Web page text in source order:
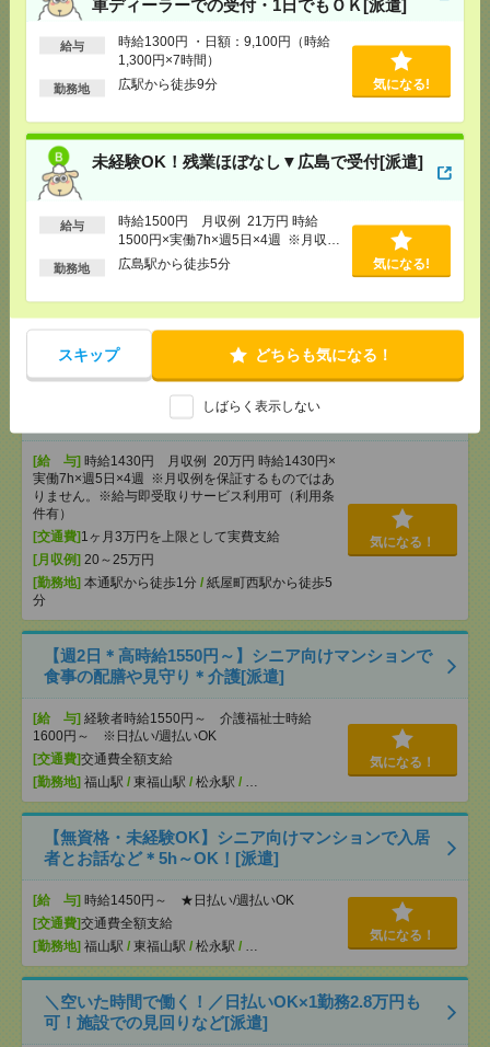
車ディーラーでの受付・1日でもＯＫ[派遣]
給与
時給1300円 ・日額：9,100円（時給
1,300円×7時間）
勤務地 広駅から徒歩9分 気になる!
未経験OK！残業ほぼなし▼広島で受付[派遣]
給与
時給1500円 月収例 21万円 時給
1500円×実働7h×週5日×4週 ※月収例
を保証するものではありません。※給
勤務地 広島駅から徒歩5分 気になる!
スキップ どちらも気になる！
しばらく表示しない
[月収例]20～25万円
[勤務地]広島駅駅から徒歩1分
週3日からOK！食器の洗浄と仕分けのお仕事です｜
[給 与]
時給1,100円～1,150円
[勤務地]
駅：JR大門駅または東福山駅）
給与即払いOK！高時給！土日休み！商品の仕分け作
業[派遣]
[給 与]時給1200円
[勤務地]東福山駅から車5分
気になる！
残業ほぼなし▼本通で一般事務[派遣]
[給 与] 時給1430円 月収例 20万円 時給1430円×
実働7h×週5日×4週 ※月収例を保証するものではあ
りません。※給与即受取りサービス利用可（利用条
件有）
[交通費]1ヶ月3万円を上限として実費支給
[月収例] 20～25万円
[勤務地] 本通駅から徒歩1分 / 紙屋町西駅から徒歩5
分
気になる！
【週2日＊高時給1550円～】シニア向けマンションで
食事の配膳や見守り＊介護[派遣]
[給 与] 経験者時給1550円～ 介護福祉士時給
1600円～ ※日払い/週払いOK
[交通費]交通費全額支給
[勤務地] 福山駅 / 東福山駅 / 松永駅 /
気になる！
【無資格・未経験OK】シニア向けマンションで入居
者とお話など＊5h～OK！[派遣]
[給 与] 時給1450円～ ★日払い/週払いOK
[交通費]交通費全額支給
[勤務地] 福山駅 / 東福山駅 / 松永駅 /
気になる！
＼空いた時間で働く！／日払いOK×1勤務2.8万円も
可！施設での見回りなど[派遣]